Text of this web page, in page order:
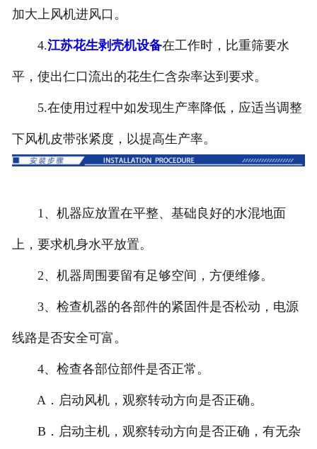
加大上风机进风口。
4.江苏花生剥壳机设备在工作时，比重筛要水
平，使出仁口流出的花生仁含杂率达到要求。
5.在使用过程中如发现生产率降低，应适当调整
下风机皮带张紧度，以提高生产率。
1、机器应放置在平整、基础良好的水混地面
上，要求机身水平放置。
2、机器周围要留有足够空间，方便维修。
3、检查机器的各部件的紧固件是否松动，电源
线路是否安全可富。
4、检查各部位部件是否正常。
A．启动风机，观察转动方向是否正确。
B．启动主机，观察转动方向是否正确，有无杂